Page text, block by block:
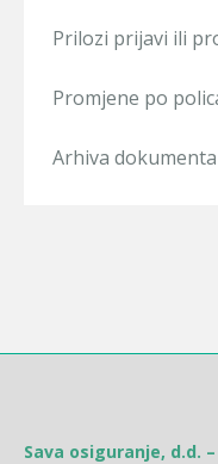
Prilozi prijavi ili
Promjene po
Arhiva dokumenta
Sava osiguranje, d.d. –